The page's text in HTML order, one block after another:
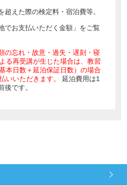
超えた際の検定料・宿泊費等。
でお支払いただく金額」をご覧
の忘れ・故意・過失・遅刻・寝
る再受講が生じた場合は、教習
本日数＋延泊保証日数）の場合
いいただきます。
延泊費用は1
後です。